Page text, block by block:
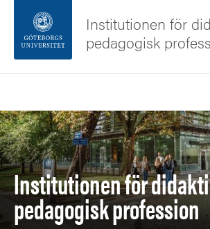
Sidfoten
Om webbplatsen
Institutionen för
pedagogisk
Institutionen för
pedagogisk profession
Bild